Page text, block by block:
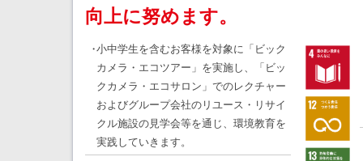
向上に努めます。
・小中学生を含むお客様を対象に「ビック
カメラ・エコツアー」を実施し、「ビッ
クカメラ・エコサロン」でのレクチャー
およびグループ会社のリユース・リサイ
クル施設の見学会等を通じ、環境教育を
実践していきます。